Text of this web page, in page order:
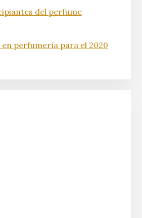
del perfume
perfumería para el 2020